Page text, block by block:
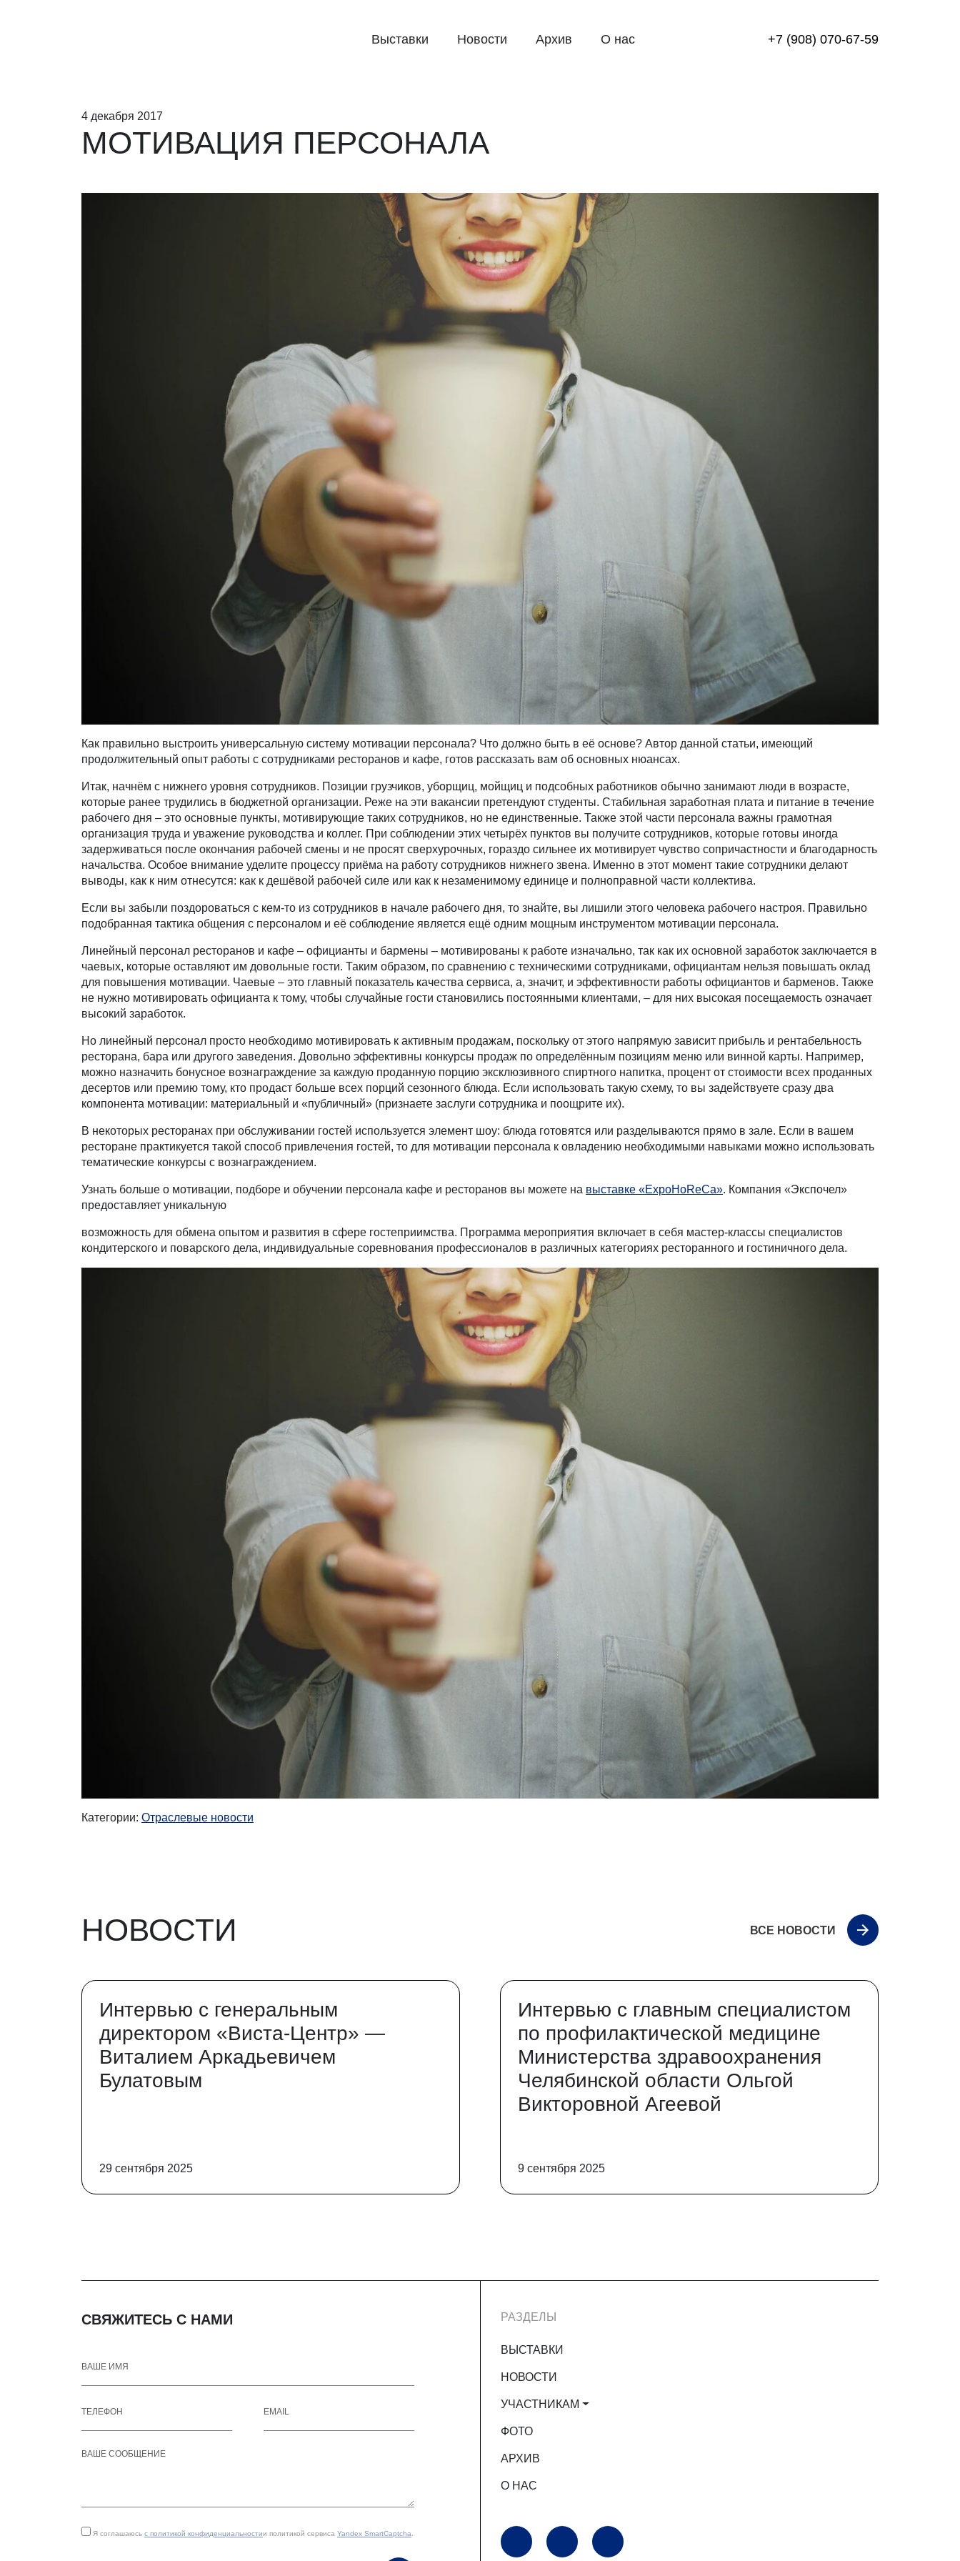
Выставки Новости Архив О нас +7 (908) 070-67-59
4 декабря 2017
МОТИВАЦИЯ ПЕРСОНАЛА
Как правильно выстроить универсальную систему мотивации персонала? Что должно быть в её основе? Автор данной статьи, имеющий
продолжительный опыт работы с сотрудниками ресторанов и кафе, готов рассказать вам об основных нюансах.
Итак, начнём с нижнего уровня сотрудников. Позиции грузчиков, уборщиц, мойщиц и подсобных работников обычно занимают люди в возрасте,
которые ранее трудились в бюджетной организации. Реже на эти вакансии претендуют студенты. Стабильная заработная плата и питание в течение
рабочего дня – это основные пункты, мотивирующие таких сотрудников, но не единственные. Также этой части персонала важны грамотная
организация труда и уважение руководства и коллег. При соблюдении этих четырёх пунктов вы получите сотрудников, которые готовы иногда
задерживаться после окончания рабочей смены и не просят сверхурочных, гораздо сильнее их мотивирует чувство сопричастности и благодарность
начальства. Особое внимание уделите процессу приёма на работу сотрудников нижнего звена. Именно в этот момент такие сотрудники делают
выводы, как к ним отнесутся: как к дешёвой рабочей силе или как к незаменимому единице и полноправной части коллектива.
Если вы забыли поздороваться с кем-то из сотрудников в начале рабочего дня, то знайте, вы лишили этого человека рабочего настроя. Правильно
подобранная тактика общения с персоналом и её соблюдение является ещё одним мощным инструментом мотивации персонала.
Линейный персонал ресторанов и кафе – официанты и бармены – мотивированы к работе изначально, так как их основной заработок заключается в
чаевых, которые оставляют им довольные гости. Таким образом, по сравнению с техническими сотрудниками, официантам нельзя повышать оклад
для повышения мотивации. Чаевые – это главный показатель качества сервиса, а, значит, и эффективности работы официантов и барменов. Также
не нужно мотивировать официанта к тому, чтобы случайные гости становились постоянными клиентами, – для них высокая посещаемость означает
высокий заработок.
Но линейный персонал просто необходимо мотивировать к активным продажам, поскольку от этого напрямую зависит прибыль и рентабельность
ресторана, бара или другого заведения. Довольно эффективны конкурсы продаж по определённым позициям меню или винной карты. Например,
можно назначить бонусное вознаграждение за каждую проданную порцию эксклюзивного спиртного напитка, процент от стоимости всех проданных
десертов или премию тому, кто продаст больше всех порций сезонного блюда. Если использовать такую схему, то вы задействуете сразу два
компонента мотивации: материальный и «публичный» (признаете заслуги сотрудника и поощрите их).
В некоторых ресторанах при обслуживании гостей используется элемент шоу: блюда готовятся или разделываются прямо в зале. Если в вашем
ресторане практикуется такой способ привлечения гостей, то для мотивации персонала к овладению необходимыми навыками можно использовать
тематические конкурсы с вознаграждением.
Узнать больше о мотивации, подборе и обучении персонала кафе и ресторанов вы можете на выставке «ExpoHoReCa». Компания «Экспочел»
предоставляет уникальную
возможность для обмена опытом и развития в сфере гостеприимства. Программа мероприятия включает в себя мастер-классы специалистов
кондитерского и поварского дела, индивидуальные соревнования профессионалов в различных категориях ресторанного и гостиничного дела.
Категории: Отраслевые новости
НОВОСТИ ВСЕ НОВОСТИ
Интервью с генеральным
директором «Виста-Центр» —
Виталием Аркадьевичем
Булатовым
29 сентября 2025
Интервью с главным специалистом
по профилактической медицине
Министерства здравоохранения
Челябинской области Ольгой
Викторовной Агеевой
9 сентября 2025
СВЯЖИТЕСЬ С НАМИ
Я соглашаюсь с политикой конфиденциальностии политикой сервиса Yandex SmartCaptcha.
РАЗДЕЛЫ
ВЫСТАВКИ
НОВОСТИ
УЧАСТНИКАМ
ФОТО
АРХИВ
О НАС